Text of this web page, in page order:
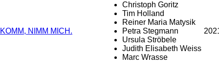
KOMM, NIMM MICH.
Christoph Goritz
Tim Holland
Reiner Maria Matysik
Petra Stegmann
Ursula Ströbele
Judith Elisabeth Weiss
Marc Wrasse